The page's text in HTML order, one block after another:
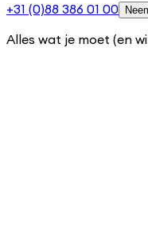
+31 (0)88 386 01 00
Alles wat je moet (en